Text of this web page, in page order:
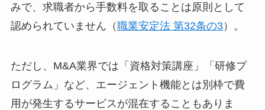
みで、求職者から手数料を取ることは原則として
認められていません（職業安定法 第32条の3）。
ただし、M&A業界では「資格対策講座」「研修プ
ログラム」など、エージェント機能とは別枠で費
用が発生するサービスが混在することもありま